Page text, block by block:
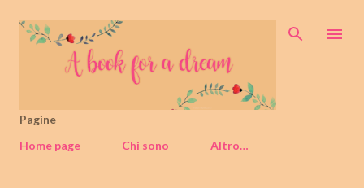
Passa ai contenuti principali
Pagine
Home page
Chi sono Altro…